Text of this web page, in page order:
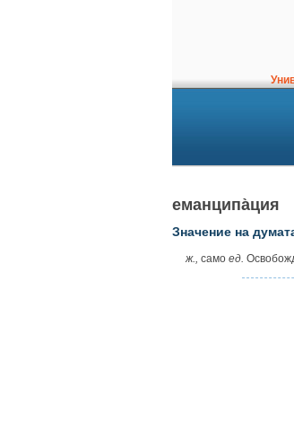
еманципа̀ция
Значение на
ж., само ед.